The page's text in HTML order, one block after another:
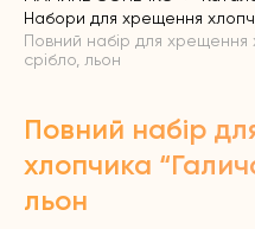
Набори для хрещення
Повний набір для хрещення
срібло, льон
Повний набір
хлопчика
льон